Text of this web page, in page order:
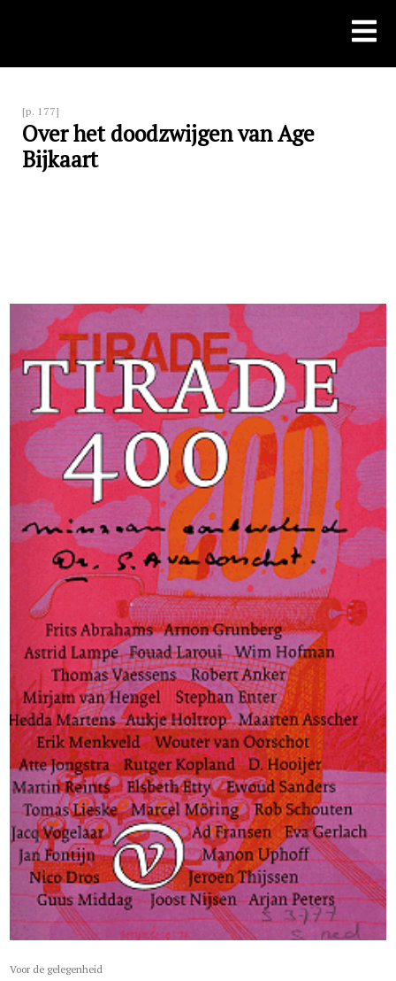
[p. 177]
Over het doodzwijgen van Age
Bijkaart
Voor de gelegenheid